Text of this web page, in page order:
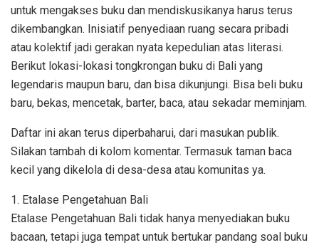
untuk mengakses buku dan mendiskusikanya harus terus
dikembangkan. Inisiatif penyediaan ruang secara pribadi
atau kolektif jadi gerakan nyata kepedulian atas literasi.
Berikut lokasi-lokasi tongkrongan buku di Bali yang
legendaris maupun baru, dan bisa dikunjungi. Bisa beli buku
baru, bekas, mencetak, barter, baca, atau sekadar meminjam.
Daftar ini akan terus diperbaharui, dari masukan publik.
Silakan tambah di kolom komentar. Termasuk taman baca
kecil yang dikelola di desa-desa atau komunitas ya.
1. Etalase Pengetahuan Bali
Etalase Pengetahuan Bali tidak hanya menyediakan buku
bacaan, tetapi juga tempat untuk bertukar pandang soal buku